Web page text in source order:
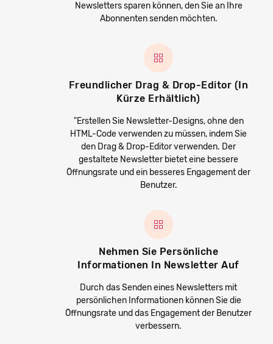
Newsletters sparen können, den Sie an Ihre
Abonnenten senden möchten.
Freundlicher Drag & Drop-Editor (in
Kürze Erhältlich)
"Erstellen Sie Newsletter-Designs, ohne den
HTML-Code verwenden zu müssen, indem Sie
den Drag & Drop-Editor verwenden. Der
gestaltete Newsletter bietet eine bessere
Öffnungsrate und ein besseres Engagement der
Benutzer.
Nehmen Sie Persönliche
Informationen In Newsletter Auf
Durch das Senden eines Newsletters mit
persönlichen Informationen können Sie die
Öffnungsrate und das Engagement der Benutzer
verbessern.